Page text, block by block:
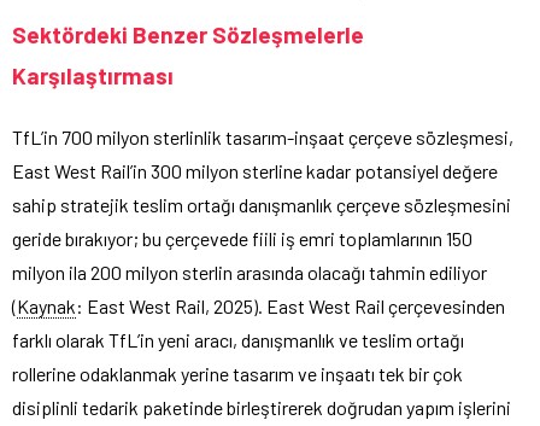
Sektördeki Benzer Sözleşmelerle
Karşılaştırması
TfL’in 700 milyon sterlinlik tasarım-inşaat çerçeve sözleşmesi,
East West Rail’in 300 milyon sterline kadar potansiyel değere
sahip stratejik teslim ortağı danışmanlık çerçeve sözleşmesini
geride bırakıyor; bu çerçevede fiili iş emri toplamlarının 150
milyon ila 200 milyon sterlin arasında olacağı tahmin ediliyor
(Kaynak: East West Rail, 2025). East West Rail çerçevesinden
farklı olarak TfL’in yeni aracı, danışmanlık ve teslim ortağı
rollerine odaklanmak yerine tasarım ve inşaatı tek bir çok
disiplinli tedarik paketinde birleştirerek doğrudan yapım işlerini